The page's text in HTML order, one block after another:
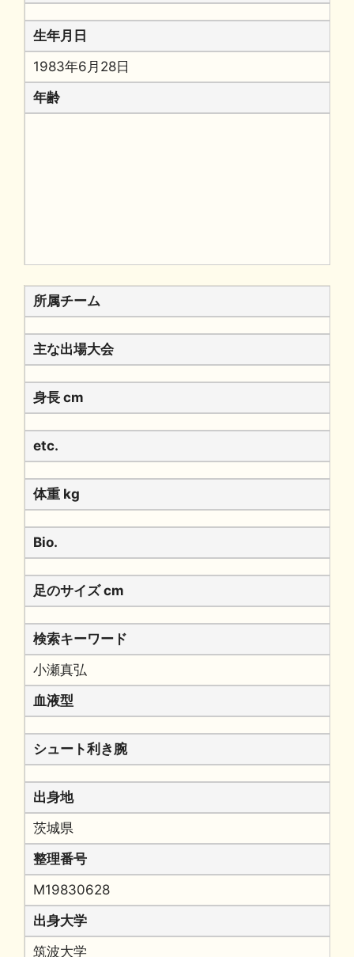
生年月日
1983年6月28日
年齢
所属チーム
主な出場大会
身長 cm
etc.
体重 kg
Bio.
足のサイズ cm
検索キーワード
小瀬真弘
血液型
シュート利き腕
出身地
茨城県
整理番号
M19830628
出身大学
筑波大学